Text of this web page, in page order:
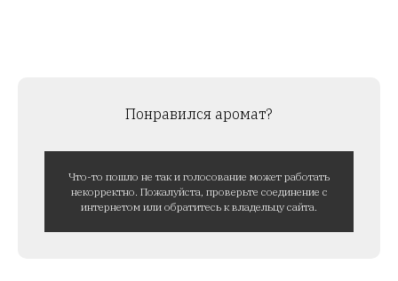
Понравился аромат?
Что-то пошло не так и голосование может работать
некорректно. Пожалуйста, проверьте соединение с
интернетом или обратитесь к владельцу сайта.